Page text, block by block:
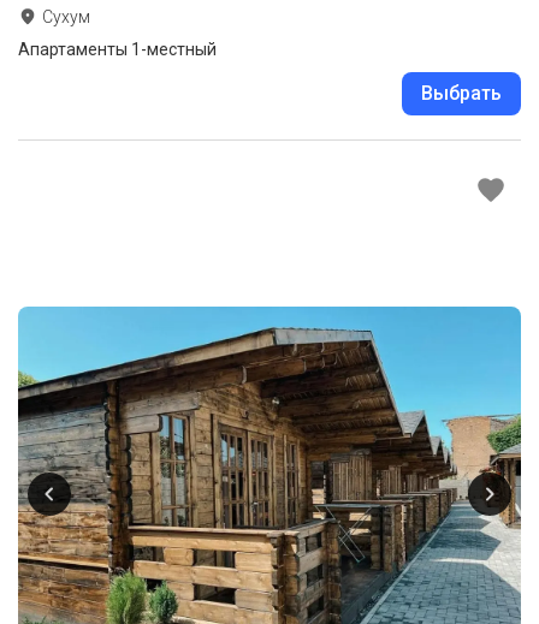
Сухум
Апартаменты 1-местный
Выбрать